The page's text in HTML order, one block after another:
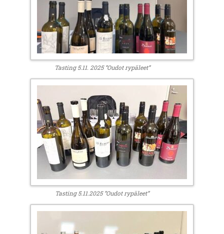
Tasting 5.11. 2025 ”Oudot rypäleet”
Tasting 5.11.2025 ”Oudot rypäleet”